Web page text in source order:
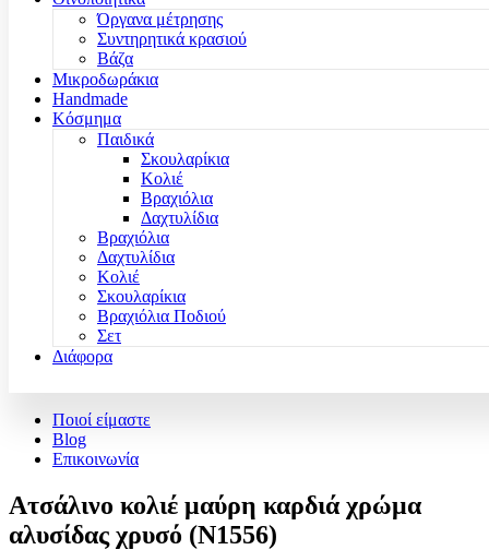
Όργανα μέτρησης
Συντηρητικά κρασιού
Βάζα
Μικροδωράκια
Handmade
Κόσμημα
Παιδικά
Σκουλαρίκια
Κολιέ
Βραχιόλια
Δαχτυλίδια
Βραχιόλια
Δαχτυλίδια
Κολιέ
Σκουλαρίκια
Βραχιόλια Ποδιού
Σετ
Διάφορα
Ποιοί είμαστε
Blog
Επικοινωνία
Ατσάλινο κολιέ μαύρη καρδιά χρώμα
αλυσίδας χρυσό (N1556)